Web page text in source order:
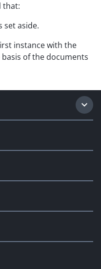
that:
set aside.
instance with the
of the documents